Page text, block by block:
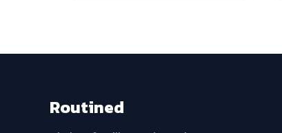
Routined